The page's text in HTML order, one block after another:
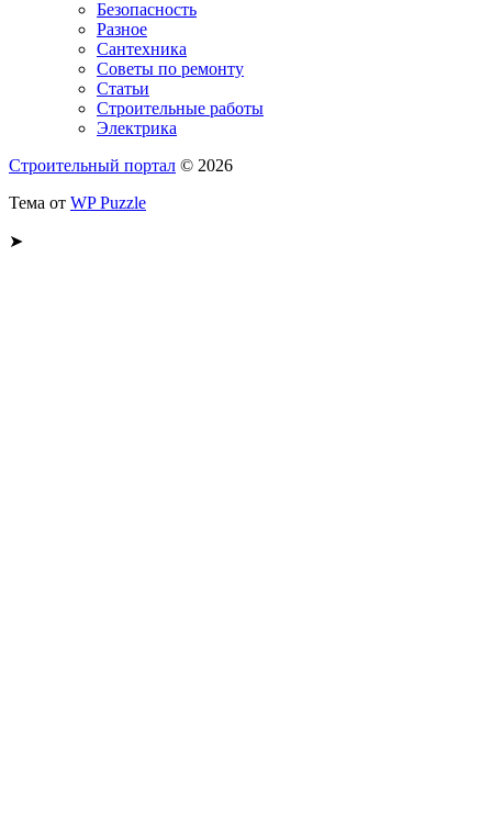
Безопасность
Разное
Сантехника
Советы по ремонту
Статьи
Строительные работы
Электрика
Строительный портал © 2026
Тема от WP Puzzle
➤